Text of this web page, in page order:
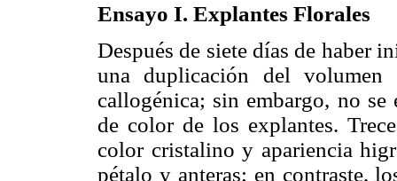
Ensayo I. Explantes Florales
Después de siete días de haber
una duplicación del volumen
callogénica; sin embargo, no
de color de los explantes.
color cristalino y apariencia
pétalo y anteras; en contraste,